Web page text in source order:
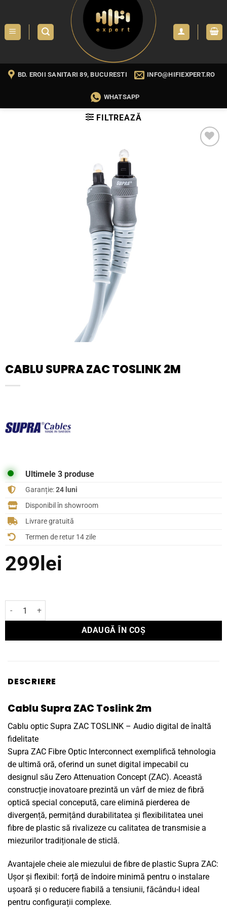
content
BD. EROII SANITARI 89, BUCURESTI INFO@HIFIEXPERT.RO
WHATSAPP
FILTREAZĂ
CABLU SUPRA ZAC TOSLINK 2M
Ultimele 3 produse
Garanție:24 luni
Disponibil în showroom
Livrare gratuită
Termen de retur 14 zile
299 lei
Cantitate Cablu Supra ZAC Toslink 2m
ADAUGĂ ÎN COȘ
DESCRIERE
Cablu Supra ZAC Toslink 2m
Cablu optic Supra ZAC TOSLINK – Audio digital de înaltă
fidelitate
Supra ZAC Fibre Optic Interconnect exemplifică tehnologia
de ultimă oră, oferind un sunet digital impecabil cu
designul său Zero Attenuation Concept (ZAC). Această
construcție inovatoare prezintă un vârf de miez de fibră
optică special concepută, care elimină pierderea de
divergență, permițând durabilitatea și flexibilitatea unei
fibre de plastic să rivalizeze cu calitatea de transmisie a
miezurilor tradiționale de sticlă.
Avantajele cheie ale miezului de fibre de plastic Supra ZAC:
Ușor și flexibil: forță de îndoire minimă pentru o instalare
ușoară și o reducere fiabilă a tensiunii, făcându-l ideal
pentru configurații complexe.